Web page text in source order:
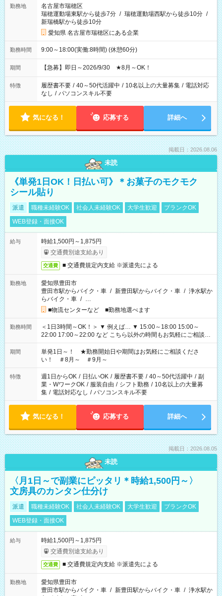
勤務地
名古屋市瑞穂区
瑞穂運動場東駅から徒歩7分 / 瑞穂運動場西駅から徒歩10分 /
新瑞橋駅から徒歩10分
愛知県 名古屋市瑞穂区にある企業
勤務時間 9:00～18:00(実働:8時間) (休憩60分)
期間 【急募】即日～2026/9/30 ★8月～OK！
特徴 履歴書不要 / 40～50代活躍中 / 10名以上の大量募集 / 電話対応
なし / パソコンスキル不要
気になる！ 応募する 詳細へ
掲載日：2026.08.06
未読
《単発1日OK！日払い可》＊お菓子のモクモク
シール貼り
派遣 職種未経験OK 社会人未経験OK 大学生歓迎
ブランクOK
WEB登録・面接OK
給与
時給1,500円～1,875円
交通費別途支給あり
交通費 ■ 交通費規定内支給 ※派遣先による
勤務地
愛知県豊田市
豊田市駅からバイク・車 / 新豊田駅からバイク・車 / 浄水駅か
らバイク・車 / …
■物流センターなど ■勤務地選べます
勤務時間
＜1日3時間～OK！＞ ▼ 例えば… ▼ 15:00～18:00 15:00～
22:00 17:00～22:00 など こちら以外の時間もお気軽にご相談く
ださい！
期間
単発1日～！ ★勤務開始日や期間はお気軽にご相談くださ
い！ ＃8月～ ＃9月～
特徴 週1日からOK / 日払いOK / 履歴書不要 / 40～50代活躍中 / 副
業・WワークOK / 服装自由 / シフト勤務 / 10名以上の大量募
集 / 電話対応なし / パソコンスキル不要
気になる！ 応募する 詳細へ
掲載日：2026.08.05
未読
〈月1日～で副業にピッタリ＊時給1,500円～〉
文房具のカンタン仕分け
派遣 職種未経験OK 社会人未経験OK 大学生歓迎
ブランクOK
WEB登録・面接OK
給与
時給1,500円～1,875円
交通費別途支給あり
交通費 ■ 交通費規定内支給 ※派遣先による
勤務地
愛知県豊田市
豊田市駅からバイク・車 / 新豊田駅からバイク・車 / 浄水駅か